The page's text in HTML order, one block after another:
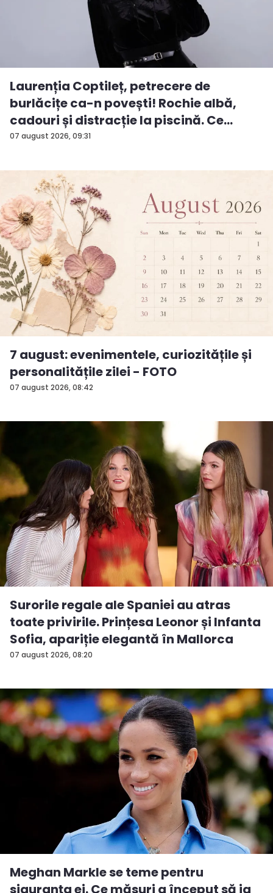
07 august 2026, 09:31
Laurenția Coptileț, petrecere de
burlăcițe ca-n povești! Rochie albă,
cadouri și distracție la piscină. Ce
surp...
07 august 2026, 08:42
7 august: evenimentele, curiozitățile și
personalitățile zilei - FOTO
07 august 2026, 08:20
Surorile regale ale Spaniei au atras
toate privirile. Prințesa Leonor și Infanta
Sofia, apariție elegantă în Mallorca
Meghan Markle se teme pentru
siguranța ei. Ce măsuri a început să ia